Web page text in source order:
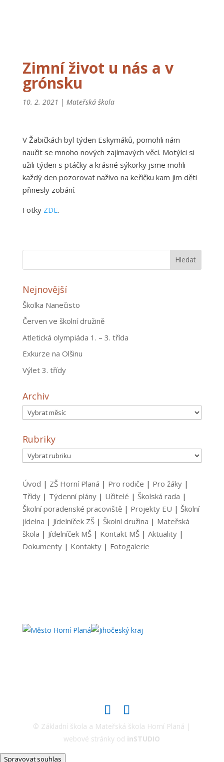
Zimní život u nás a v
grónsku
10. 2. 2021 | Mateřská škola
V Žabičkách byl týden Eskymáků, pomohli nám
naučit se mnoho nových zajímavých věcí. Motýlci si
užili týden s ptáčky a krásné sýkorky jsme mohli
každý den pozorovat naživo na keříčku kam jim děti
přinesly zobání.
Fotky ZDE.
Nejnovější
Školka Nanečisto
Červen ve školní družině
Atletická olympiáda 1. – 3. třída
Exkurze na Olšinu
Výlet 3. třídy
Archiv
Archiv
Rubriky
Rubriky
Úvod | ZŠ Horní Planá | Pro rodiče | Pro žáky|
Třídy| Týdenní plány| Učitelé | Školská rada |
Školní poradenské pracoviště| Projekty EU | Školní
jídelna | Jídelníček ZŠ| Školní družina | Mateřská
škola | Jídelníček MŠ| Kontakt MŠ| Aktuality|
Dokumenty| Kontakty| Fotogalerie
© Základní škola a Mateřská škola Horní Planá |
webové stránky od inSTUDIO
Spravovat souhlas